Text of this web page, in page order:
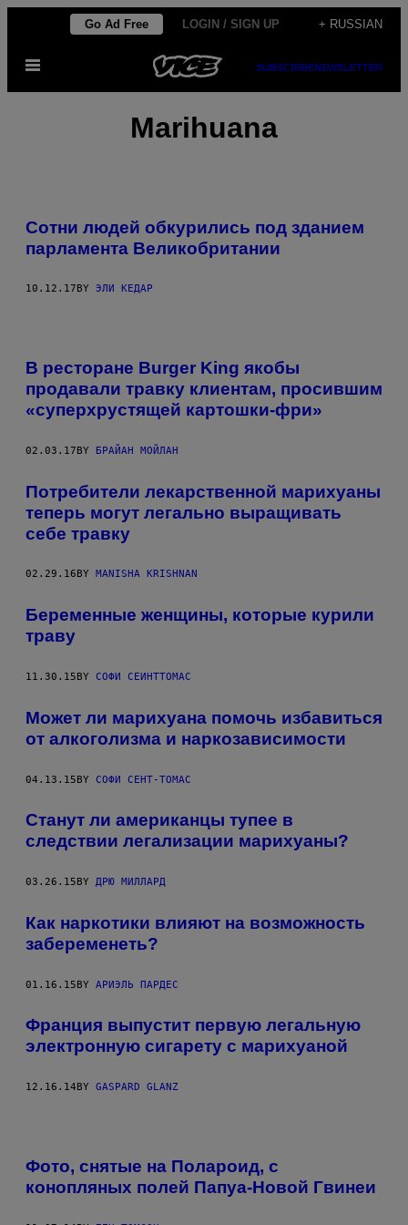
content
Go Ad Free LOGIN / SIGN UP + RUSSIAN
Open
SUBSCRIBENEWSLETTER
Marihuana
Сотни людей обкурились под зданием
парламента Великобритании
10.12.17 BY ЭЛИ КЕДАР
В ресторане Burger King якобы
продавали травку клиентам, просившим
«суперхрустящей картошки-фри»
02.03.17BY БРАЙАН МОЙЛАН
Потребители лекарственной марихуаны
теперь могут легально выращивать
себе травку
02.29.16 BY MANISHA KRISHNAN
Беременные женщины, которые курили
траву
11.30.15BY СОФИ СЕИНТТОМАС
Может ли марихуана помочь избавиться
от алкоголизма и наркозависимости
04.13.15BY СОФИ СЕНТ-ТОМАС
Станут ли американцы тупее в
следствии легализации марихуаны?
03.26.15 BY ДРЮ МИЛЛАРД
Как наркотики влияют на возможность
забеременеть?
01.16.15BY АРИЭЛЬ ПАРДЕС
Франция выпустит первую легальную
электронную сигарету с марихуаной
12.16.14 BY GASPARD GLANZ
Фото, снятые на Полароид, с
конопляных полей Папуа-Новой Гвинеи